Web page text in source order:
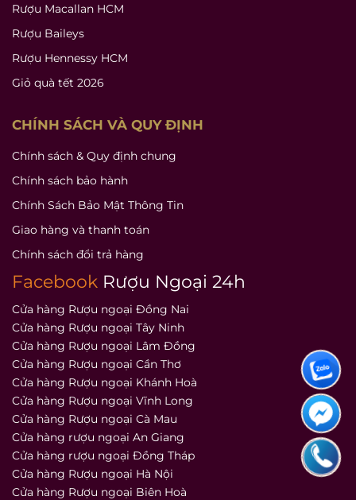
Rượu Macallan HCM
Rượu Baileys
Rượu Hennessy HCM
Giỏ quà tết 2026
CHÍNH SÁCH VÀ QUY ĐỊNH
Chính sách & Quy định chung
Chính sách bảo hành
Chính Sách Bảo Mật Thông Tin
Giao hàng và thanh toán
Chính sách đổi trả hàng
Facebook Rượu Ngoại 24h
Cửa hàng Rượu ngoại Đồng Nai
Cửa hàng Rượu ngoại Tây Ninh
Cửa hàng Rượu ngoại Lâm Đồng
Cửa hàng Rượu ngoại Cần Thơ
Cửa hàng Rượu ngoại Khánh Hoà
Cửa hàng Rượu ngoại Vĩnh Long
Cửa hàng Rượu ngoại Cà Mau
Cửa hàng rượu ngoại An Giang
Cửa hàng rượu ngoại Đồng Tháp
Cửa hàng Rượu ngoại Hà Nội
Cửa hàng Rượu ngoại Biên Hoà